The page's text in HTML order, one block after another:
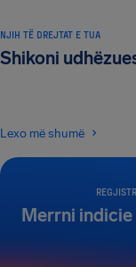
Merrni indicie
NJIH TË DREJTAT E TUA
Shikoni
Lexo më shumë